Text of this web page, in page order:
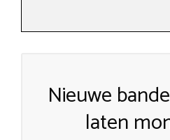
Nieuwe
laten